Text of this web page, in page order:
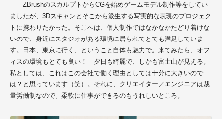
――ZBrushのスカルプトからCGを始めゲームモデル制作等をしてい
ましたが、3Dスキャンとそこから派生する写実的な表現のプロジェク
トに携わりたかった。そこへは、個人制作ではなかなかたどり着けな
いので、身近にスタジオがある環境に居られてとても満足していま
す。日本、東京に行く、ということ自体も魅力で。来てみたら、オフ
ィスの環境もとても良い！ 夕日も綺麗で、しかも富士山が見える。
私としては、これはこの会社で働く理由としては十分に大きいので
は？と思っています（笑）。それに、クリエイター／エンジニアは裁
量労働制なので、柔軟に仕事ができるのもうれしいところ。